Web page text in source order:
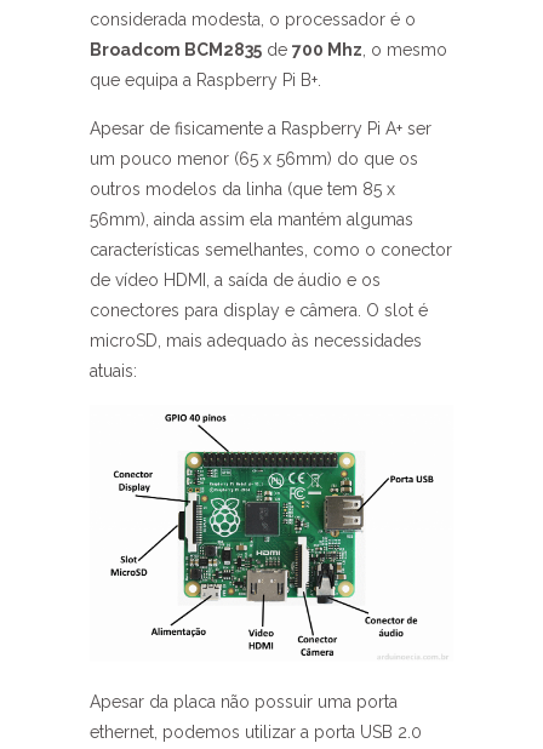
considerada modesta, o processador é o
Broadcom BCM2835 de 700 Mhz , o mesmo
que equipa a Raspberry Pi B+.
Apesar de fisicamente a Raspberry Pi A+ ser
um pouco menor (65 x 56mm) do que os
outros modelos da linha (que tem 85 x
56mm), ainda assim ela mantém algumas
características semelhantes, como o conector
de vídeo HDMI, a saída de áudio e os
conectores para display e câmera. O slot é
microSD, mais adequado às necessidades
atuais:
Apesar da placa não possuir uma porta
ethernet, podemos utilizar a porta USB 2.0